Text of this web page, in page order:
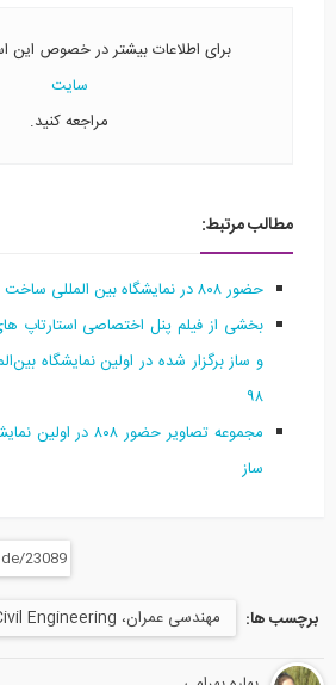
برای اطلاعات بیشتر در خصوص این
سایت
مراجعه کنید.
مطالب مرتبط:
حضور ۸۰۸ در نمایشگاه بین المللی ساخت و ساز
بخشی از فیلم پنل اختصاصی استارتاپ
و ساز برگزار شده در اولین نمایشگاه
۹۸
مجموعه تصاویر حضور
ساز
برچسب ها: مهندسی عمران، Civil Engineering